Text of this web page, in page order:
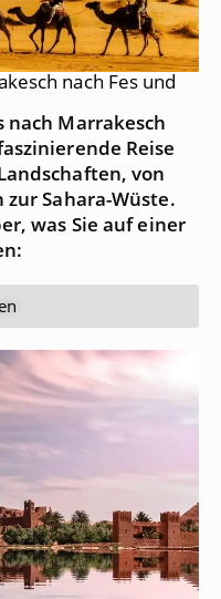
nach Fes und
nach Marrakesch
Reise
von
Sahara-Wüste.
was Sie auf einer